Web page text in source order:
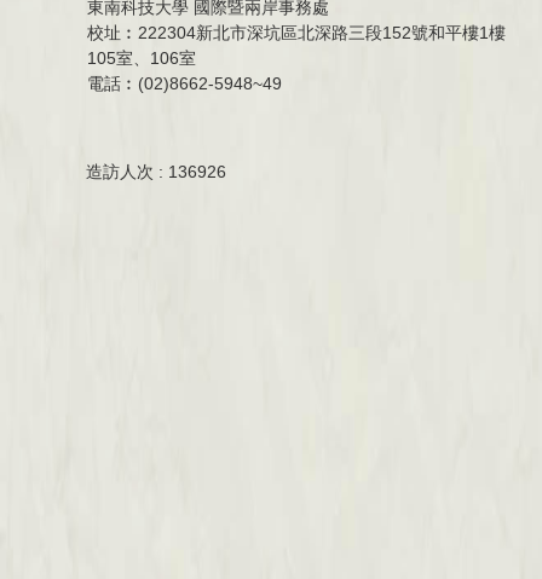
東南科技大學 國際暨兩岸事務處
校址︰222304新北市深坑區北深路三段152號和平樓1樓
105室、106室
電話︰(02)8662-5948~49
造訪人次 : 136926